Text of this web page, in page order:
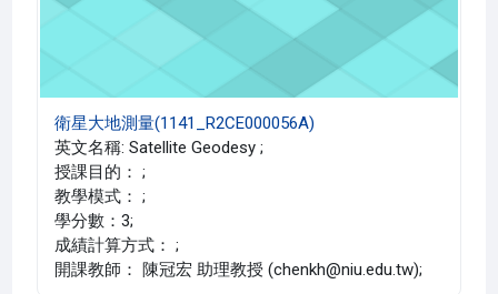
衛星大地測量(1141_R2CE000056A)
英文名稱: Satellite Geodesy ;
授課目的： ;
教學模式： ;
學分數：3;
成績計算方式： ;
開課教師： 陳冠宏 助理教授 (chenkh@niu.edu.tw);